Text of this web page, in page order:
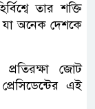
তার শক্তি
যা অনেক দেশকে
জোট
এই